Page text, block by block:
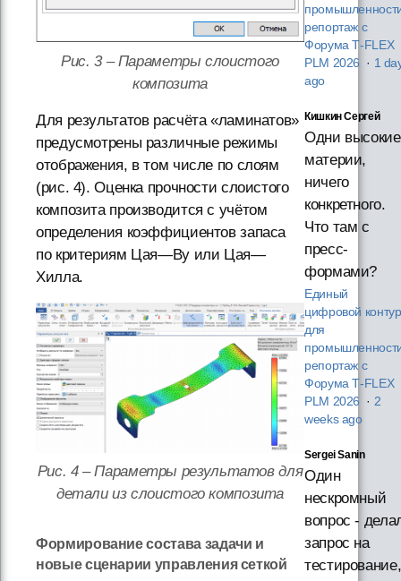
Рис. 3 – Параметры слоистого
композита
Для результатов расчёта «ламинатов»
предусмотрены различные режимы
отображения, в том числе по слоям
(рис. 4). Оценка прочности слоистого
композита производится с учётом
определения коэффициентов запаса
по критериям Цая—Ву или Цая—
Хилла.
Рис. 4 – Параметры результатов для
детали из слоистого композита
Формирование состава задачи и
новые сценарии управления сеткой
репортаж с
Форума T‑FLEX
PLM 2026 · 1
ago
Кишкин Сергей
Одни высокие
материи,
ничего
конкретного.
Что там с
пресс-
формами?
Единый
цифровой контур
для
репортаж с
Форума T‑FLEX
PLM 2026 · 2
weeks ago
Sergei Sanin
Один
нескромный
вопрос -
запрос на
тестирование,